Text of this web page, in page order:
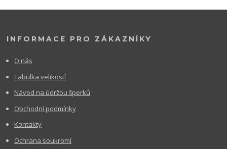
INFORMACE PRO ZÁKAZNÍKY
O nás
Tabulka velikostí
Návod na údržbu šperků
Obchodní podmínky
Kontakty
Ochrana soukromí